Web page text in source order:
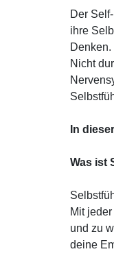
Der
ihre
Denken.
Nicht
In
Was ist
Mit
und zu
deine